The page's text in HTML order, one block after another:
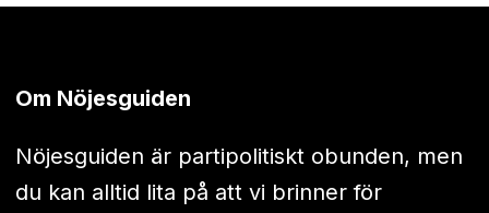
Om Nöjesguiden
Nöjesguiden är partipolitiskt obunden, men
du kan alltid lita på att vi brinner för